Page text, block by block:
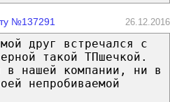
№137291 26.12.2016
друг встречался с
такой ТПшечкой.
в нашей компании, ни в
непробиваемой